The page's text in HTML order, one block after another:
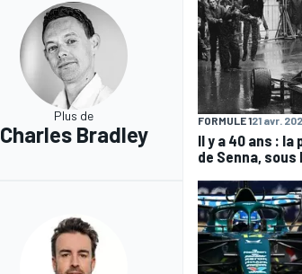
Plus de
Charles Bradley
FORMULE 121 avr.
Il y a 40 ans :
de Senna,